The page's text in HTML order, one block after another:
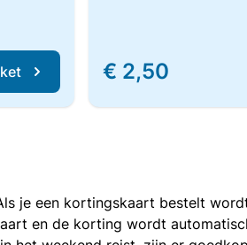
€ 2,50
je een kortingskaart bestelt
en de korting wordt